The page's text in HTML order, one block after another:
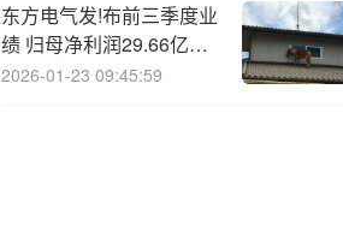
东方电气发!布前三季度业
绩 归母净利润29.66亿元
同比增加13.02%
2026-01-23 09:45:59